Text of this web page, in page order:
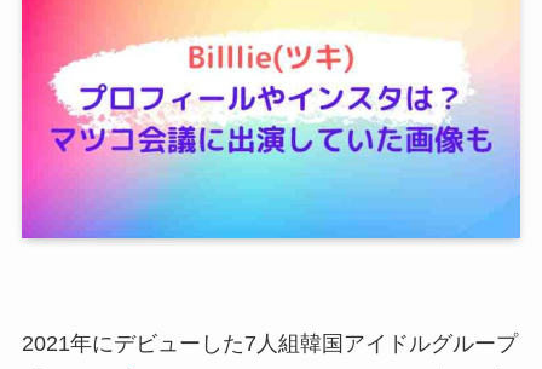
2021年にデビューした7人組韓国アイドルグループ